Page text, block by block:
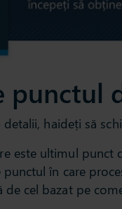
punctul
haideți să
este ultimul punct
punctul în care
de cel bazat pe